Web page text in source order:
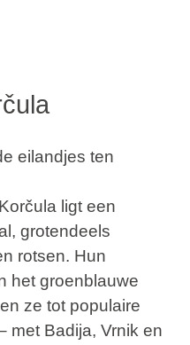
eilandjes ten
ligt een
grotendeels
rotsen. Hun
het groenblauwe
ze tot populaire
met Badija, Vrniken